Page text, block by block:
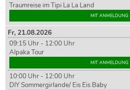
Traumreise im Tipi La La Land
MIT ANMELDUNG
Fr,21.08.2026
09:15 Uhr - 12:00 Uhr
Alpaka Tour
MIT ANMELDUNG
10:00 Uhr - 12:00 Uhr
DIY Sommergirlande/ Eis Eis Baby